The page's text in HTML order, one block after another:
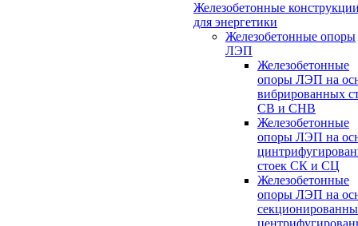
Железобетонные
для энергетики
Железобетонные опоры
ЛЭП
Железобетонные
опоры ЛЭП на
вибрированных
СВ и СНВ
Железобетонные
опоры ЛЭП на
стоек СК и СЦ
Железобетонные
опоры ЛЭП на